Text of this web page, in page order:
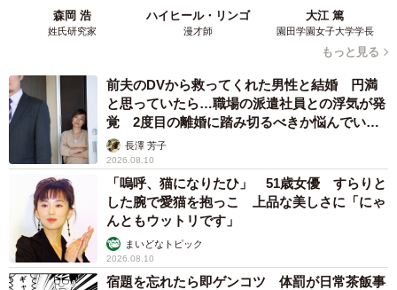
4/12
外猫時代の訪問
事故や病気じゃないといいな。その想いは通じ、ビビちゃ
んは1週間後、姿を見せてくれましたが、お腹には少し膨ら
みが…。
もしかして、妊娠しているのでは…。そう気づいた飼い主
さんに、ビビちゃんは驚くべき行動を取りました。なん
森岡 浩
姓氏研究家
ハイヒール・リンゴ
漫才師
大江 篤
園田学園女子大学学長
もっと見る
前夫のDVから救ってくれた男性と結婚 円満
と思っていたら…職場の派遣社員との浮気が発
覚 2度目の離婚に踏み切るべきか悩んでいま
す【夫婦関係修復カウンセラーが解説】
長澤 芳子
2026.08.10
「嗚呼、猫になりたひ」 51歳女優 すらりと
した腕で愛猫を抱っこ 上品な美しさに「にゃ
んともウットリです」
まいどなトピック
2026.08.10
宿題を忘れたら即ゲンコツ 体罰が日常茶飯事